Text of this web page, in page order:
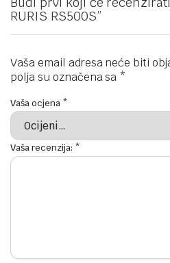
RURIS RS500S”
Vaša email adresa neće biti
polja su označena sa *
Vaša ocjena *
Vaša recenzija: *